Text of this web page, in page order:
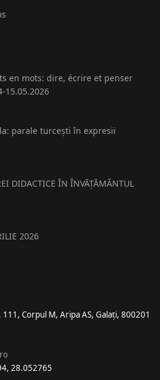
en mots: dire, écrire et penser
15.05.2026
parale turcești în expresii
DIDACTICE ÎN ÎNVĂȚĂMÂNTUL
2026
111, Corpul M, Aripa AS, Galaţi, 800201
28.052765